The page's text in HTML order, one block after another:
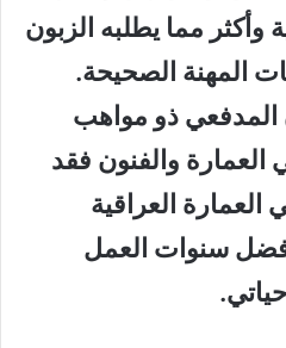
وأكثر مما يطلبه الزبون
المهنة الصحيحة.
المدفعي ذو مواهب
العمارة والفنون فقد
العراقية
سنوات العمل